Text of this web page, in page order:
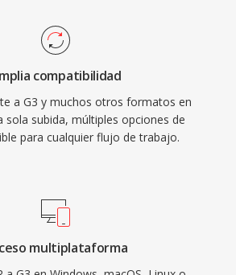
compatibilidad
a G3 y muchos otros formatos en
sola subida, múltiples opciones de
para cualquier flujo de trabajo.
multiplataforma